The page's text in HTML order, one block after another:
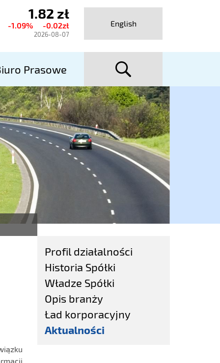
1.82 zł
-1.09% -0.02zł
2026-08-07
English
Prasowe
Profil działalności
Historia Spółki
Władze Spółki
Opis branży
Ład korporacyjny
Aktualności